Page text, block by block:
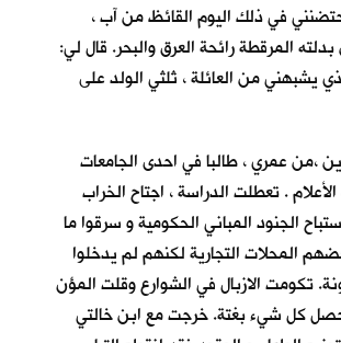
في ذلك اليوم القائظ من آب ،
المرقطة رائحة العرق والبحر. قال لي:
يشبهني من العائلة ، ثلثي الولد على
،من عمري ، طالبا في احدى الجامعات
. تعطلت الدراسة ، اجتاح الخراب
الجنود المباني الحكومية و سرقوا ما
المحلات التجارية لكنهم لم يدخلوا
تكومت الازبال في الشوارع وقلت المؤن
كل شيء بغتة. خرجت مع ابن خالتي